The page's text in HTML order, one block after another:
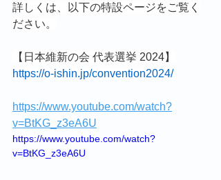
詳しくは、以下の特設ページをご覧く
ださい。
【日本維新の会 代表選挙 2024】
https://o-ishin.jp/convention2024/
https://www.youtube.com/watch?
v=BtKG_z3eA6U
https://www.youtube.com/watch?
v=BtKG_z3eA6U